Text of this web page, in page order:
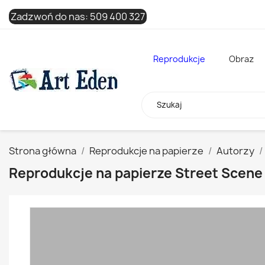
Zadzwoń do nas: 509 400 327
Reprodukcje Obraz
Strona główna Reprodukcje na papierze Autorzy
Reprodukcje na papierze Street